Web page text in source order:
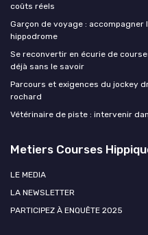
coûts réels
Garçon de voyage :
hippodrome
Se reconvertir en écurie de
déjà sans le savoir
Parcours et exigences du jockey
rochard
Vétérinaire de piste : intervenir
Metiers Courses
LE MEDIA
LA NEWSLETTER
PARTICIPEZ À ENQUÊTE 2025